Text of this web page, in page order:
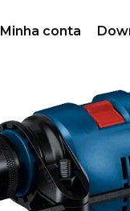
Minha conta